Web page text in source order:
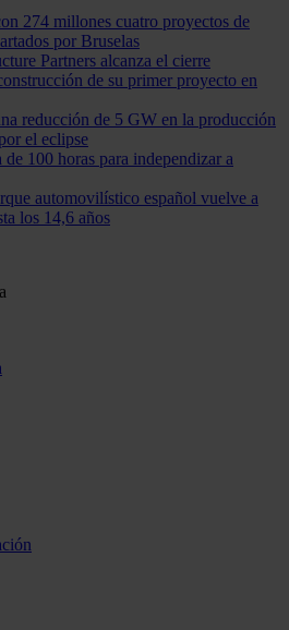
274 millones cuatro proyectos de
por Bruselas
Partners alcanza el cierre
de su primer proyecto en
reducción de 5 GW en la producción
el eclipse
100 horas para independizar a
automovilístico español vuelve a
los 14,6 años